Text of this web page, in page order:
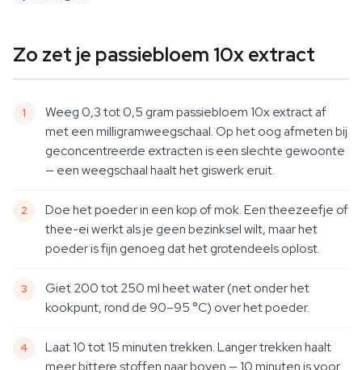
Zo zet je passiebloem 10x extract
Weeg 0,3 tot 0,5 gram passiebloem 10x extract af
met een milligramweegschaal. Op het oog afmeten bij
geconcentreerde extracten is een slechte gewoonte
— een weegschaal haalt het giswerk eruit.
Doe het poeder in een kop of mok. Een theezeefje of
thee-ei werkt als je geen bezinksel wilt, maar het
poeder is fijn genoeg dat het grotendeels oplost.
Giet 200 tot 250 ml heet water (net onder het
kookpunt, rond de 90–95 °C) over het poeder.
Laat 10 tot 15 minuten trekken. Langer trekken haalt
meer bittere stoffen naar boven — 10 minuten is voor